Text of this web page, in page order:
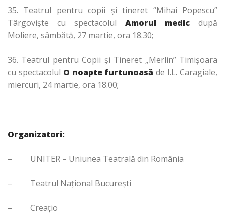
35. Teatrul pentru copii şi tineret “Mihai Popescu”
Târgovişte cu spectacolul Amorul medic după
Moliere, sâmbătă, 27 martie, ora 18.30;
36. Teatrul pentru Copii şi Tineret „Merlin” Timişoara
cu spectacolul O noapte furtunoasă de I.L. Caragiale,
miercuri, 24 martie, ora 18.00;
Organizatori:
– UNITER – Uniunea Teatrală din România
– Teatrul Naţional Bucureşti
– Creaţio